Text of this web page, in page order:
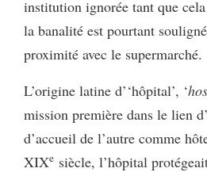
institution ignorée tant que
la banalité est pourtant
proximité avec le supermarché.
L’origine latine d’‘hôpital’, ‘
mission première dans le lien
d’accueil de l’autre comme
XIXe siècle, l’hôpital